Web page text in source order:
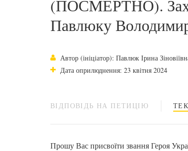
(ПОСМЕРТНО).
Павлюку
Автор (ініціатор): Павлюк Ірина
Дата оприлюднення: 23 квітня 2024
ВІДПОВІДЬ НА ПЕТИЦІЮ
Прошу Вас присвоїти звання Героя